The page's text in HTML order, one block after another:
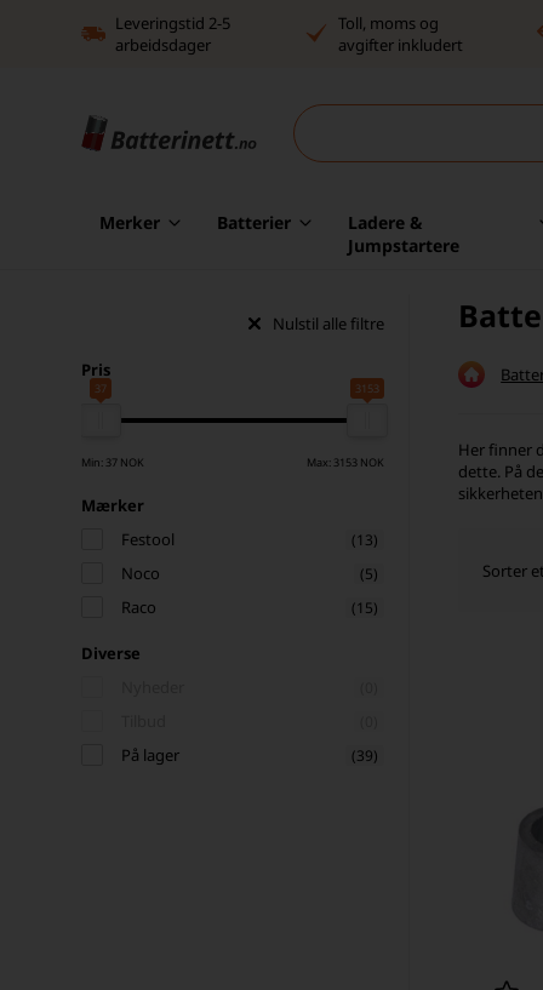
Leveringstid 2-5
arbeidsdager
Toll, moms og
avgifter inkludert
Merker Batterier
Ladere &
Jumpstartere
Nulstil alle filtre
Pris
37 3153
Min: 37 NOK Max: 3153 NOK
Mærker
Festool
(13)
Noco (5)
Raco (15)
Diverse
På lager (39)
Her finner
dette. På
Sorter